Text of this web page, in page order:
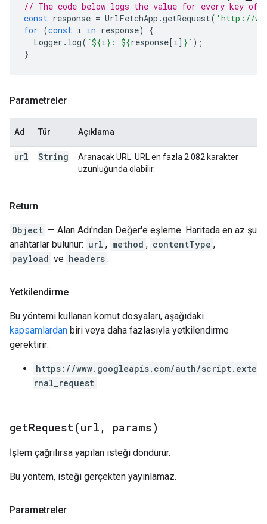
// The code below logs the value for every key of
const response = UrlFetchApp .getRequest( 'http://
for (const i in response)
{
Logger . log( `${i} : ${response[i] } ` );
}
Parametreler
Ad Tür Açıklama
url String
Aranacak URL. URL en fazla 2.082 karakter
uzunluğunda olabilir.
Return
Object — Alan Adı'ndan Değer'e eşleme. Haritada en az şu
anahtarlar bulunur: url , method , contentType ,
payload ve headers .
Yetkilendirme
Bu yöntemi kullanan komut dosyaları, aşağıdaki
kapsamlardan biri veya daha fazlasıyla yetkilendirme
gerektirir:
https://www.googleapis.com/auth/script.exte
rnal_request
getRequest(url , params)
İşlem çağrılırsa yapılan isteği döndürür.
Bu yöntem, isteği gerçekten yayınlamaz.
Parametreler